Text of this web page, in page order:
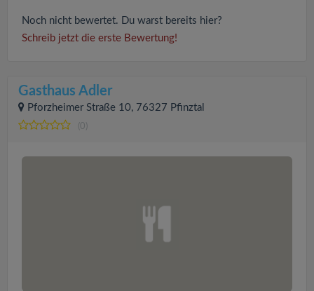
Noch nicht bewertet. Du warst bereits hier?
Schreib jetzt die erste Bewertung!
Gasthaus Adler
Pforzheimer Straße 10, 76327 Pfinztal
(0)